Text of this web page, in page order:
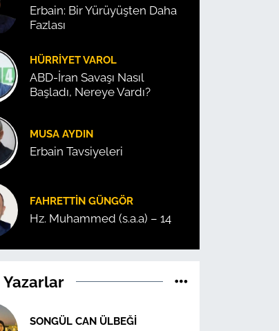
Erbain: Bir Yürüyüşten Daha
Fazlası
HÜRRIYET VAROL
ABD-İran Savaşı Nasıl
Başladı, Nereye Vardı?
MUSA AYDIN
Erbain Tavsiyeleri
FAHRETTIN GÜNGÖR
Hz. Muhammed (s.a.a) – 14
Yazarlar
SONGÜL CAN ÜLBEĞI